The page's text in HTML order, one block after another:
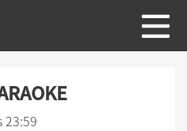
23:59